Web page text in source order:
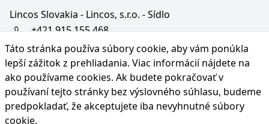
Táto stránka používa súbory cookie, aby vám ponúkla
lepší zážitok z prehliadania. Viac informácií nájdete na
ako používame cookies. Ak budete pokračovať v
používaní tejto stránky bez výslovného súhlasu, budeme
predpokladať, že akceptujete iba nevyhnutné súbory
cookie.
Lincos Slovakia - Lincos, s.r.o. - Sídlo
+421 915 155 468
+36/30 343 6714
bratislava@lincos.sk
Lincos s.r.o., Rustaveliho 4, 831 06 Bratislava - m. č.
Rača, Slovensko
Iba sídlo firmy